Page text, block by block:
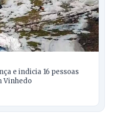
e indicia 16 pessoas
Vinhedo